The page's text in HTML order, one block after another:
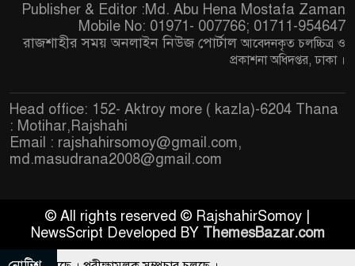
Publisher & Editor :Md. Abu Hena Mostafa Zaman
Mobile No: 01971- 007766; 01711-954647
রাজশাহীর সময় অনলাইন নিউজ পোর্টালআবেদনকৃত চলচ্চিত্র ও
প্রকাশনা অধিদপ্তর, ঢাকা ।
Head office: 152- Aktroy more ( kazla)-6204 Thana
: Motihar,Rajshahi
Email : rajshahirsomoy@gmail.com,
md.masudrana2008@gmail.com
© All rights reserved © RajshahirSomoy |
NewsScript Developed BY ThemesBazar.com